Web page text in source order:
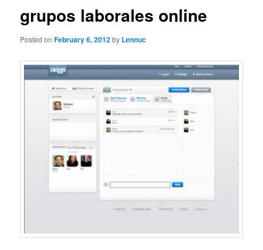
grupos laborales online
Posted onFebruary 6, 2012by Lennuc